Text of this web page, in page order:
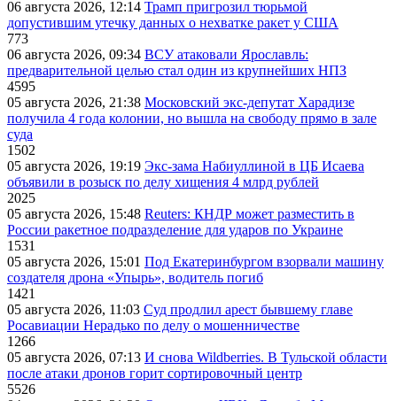
06 августа 2026, 12:14 Трамп пригрозил тюрьмой
допустившим утечку данных о нехватке ракет у США
773
06 августа 2026, 09:34 ВСУ атаковали Ярославль:
предварительной целью стал один из крупнейших НПЗ
4595
05 августа 2026, 21:38 Московский экс-депутат Харадизе
получила 4 года колонии, но вышла на свободу прямо в зале
суда
1502
05 августа 2026, 19:19 Экс-зама Набиуллиной в ЦБ Исаева
объявили в розыск по делу хищения 4 млрд рублей
2025
05 августа 2026, 15:48 Reuters: КНДР может разместить в
России ракетное подразделение для ударов по Украине
1531
05 августа 2026, 15:01 Под Екатеринбургом взорвали машину
создателя дрона «Упырь», водитель погиб
1421
05 августа 2026, 11:03 Суд продлил арест бывшему главе
Росавиации Нерадько по делу о мошенничестве
1266
05 августа 2026, 07:13 И снова Wildberries. В Тульской области
после атаки дронов горит сортировочный центр
5526